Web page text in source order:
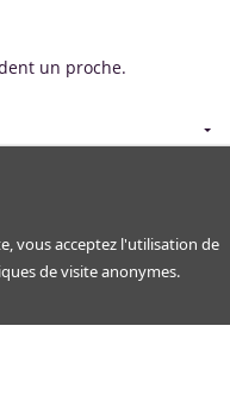
un proche.
vous acceptez l'utilisation de
de visite anonymes.